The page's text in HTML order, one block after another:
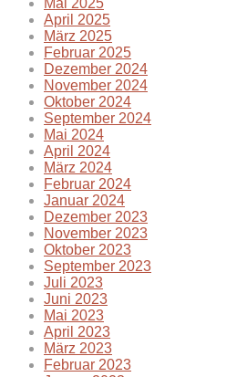
Mai 2025
April 2025
März 2025
Februar 2025
Dezember 2024
November 2024
Oktober 2024
September 2024
Mai 2024
April 2024
März 2024
Februar 2024
Januar 2024
Dezember 2023
November 2023
Oktober 2023
September 2023
Juli 2023
Juni 2023
Mai 2023
April 2023
März 2023
Februar 2023